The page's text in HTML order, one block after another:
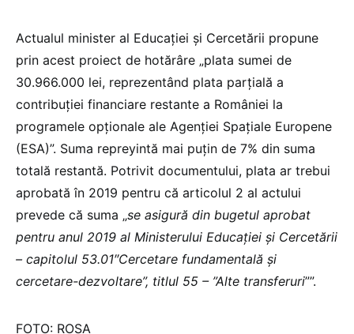
Actualul minister al Educaţiei şi Cercetării propune
prin acest proiect de hotărâre „plata sumei de
30.966.000 lei, reprezentând plata parțială a
contribuției financiare restante a României la
programele opționale ale Agenției Spațiale Europene
(ESA)”. Suma repreyintă mai puţin de 7% din suma
totală restantă. Potrivit documentului, plata ar trebui
aprobată în 2019 pentru că articolul 2 al actului
prevede că suma „se asigură din bugetul aprobat
pentru anul 2019 al Ministerului Educației și Cercetării
– capitolul 53.01″Cercetare fundamentală și
cercetare-dezvoltare”, titlul 55 – ”Alte transferuri””.
FOTO: ROSA